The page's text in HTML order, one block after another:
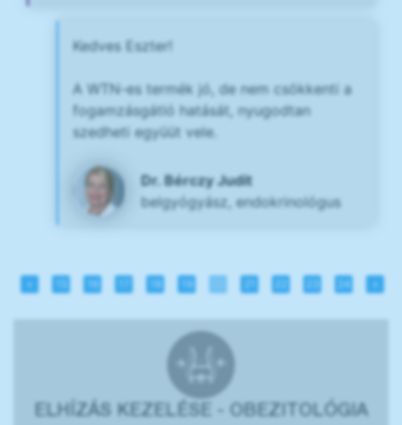
Kedves Eszter!
A WTN-es termék jó, de nem csökkenti a
fogamzásgátló hatását, nyugodtan
szedheti együüt vele.
Dr. Bérczy Judit
belgyógyász, endokrinológus
« 16 18 19 24 »
ELHÍZÁS KEZELÉSE - OBEZITOLÓGIA